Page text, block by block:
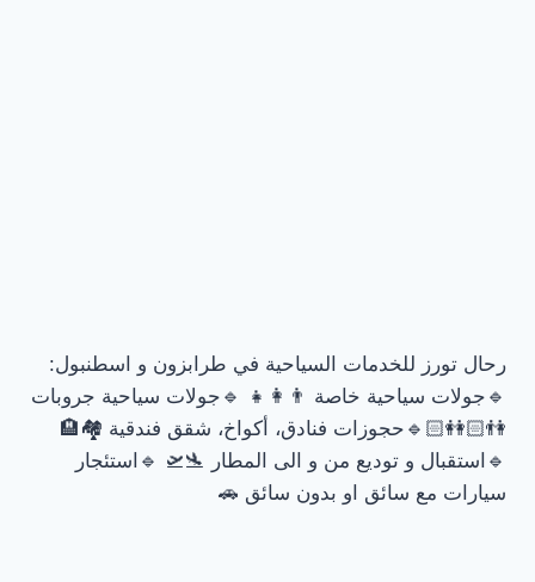
رحال تورز للخدمات السياحية في طرابزون و اسطنبول:
🔹جولات سياحية خاصة 👨‍👩‍👧 🔹جولات سياحية جروبات
👫🏻👭🏻🔹حجوزات فنادق، أكواخ، شقق فندقية 🏘🏨
🔹استقبال و توديع من و الى المطار 🛬🛫 🔹استئجار
سيارات مع سائق او بدون سائق 🚗